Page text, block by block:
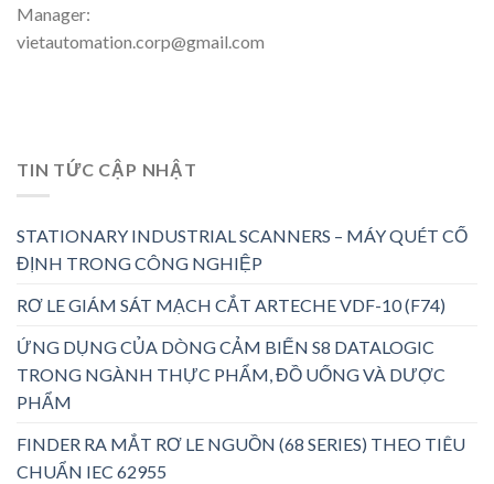
Manager:
vietautomation.corp@gmail.com
TIN TỨC CẬP NHẬT
STATIONARY INDUSTRIAL SCANNERS – MÁY QUÉT CỐ
ĐỊNH TRONG CÔNG NGHIỆP
RƠ LE GIÁM SÁT MẠCH CẮT ARTECHE VDF-10 (F74)
ỨNG DỤNG CỦA DÒNG CẢM BIẾN S8 DATALOGIC
TRONG NGÀNH THỰC PHẨM, ĐỒ UỐNG VÀ DƯỢC
PHẨM
FINDER RA MẮT RƠ LE NGUỒN (68 SERIES) THEO TIÊU
CHUẨN IEC 62955